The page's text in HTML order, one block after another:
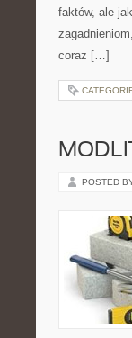
faktów, ale
coraz […]
POSTED